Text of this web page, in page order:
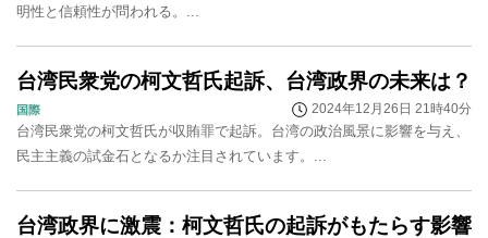
明性と信頼性が問われる。...
台湾民衆党の柯文哲氏起訴、台湾政界の未来は？
国際 2024年12月26日 21時40分
台湾民衆党の柯文哲氏が収賄罪で起訴。台湾の政治風景に影響を与え、
民主主義の試金石となるか注目されています。...
台湾政界に激震：柯文哲氏の起訴がもたらす影響